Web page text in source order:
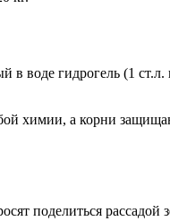
в воде гидрогель (1
химии, а корни
поделиться